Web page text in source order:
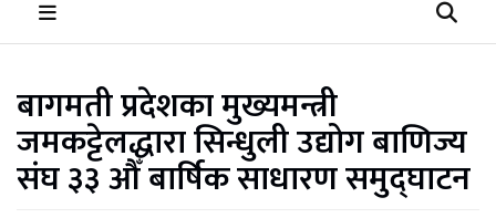
बागमती प्रदेशका मुख्यमन्त्री
जमकट्टेलद्धारा सिन्धुली उद्योग बाणिज्य
संघ ३३ औँ बार्षिक साधारण समुद्घाटन